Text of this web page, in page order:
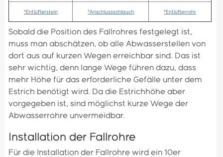
*Entlüfterstein *Anschlussschlauch *Entlüfterrohr
Sobald die Position des Fallrohres festgelegt ist,
muss man abschätzen, ob alle Abwasserstellen von
dort aus auf kurzen Wegen erreichbar sind. Das ist
sehr wichtig, denn lange Wege führen dazu, dass
mehr Höhe für das erforderliche Gefälle unter dem
Estrich benötigt wird. Da die Estrichhöhe aber
vorgegeben ist, sind möglichst kurze Wege der
Abwasserrohre unvermeidbar.
Installation der Fallrohre
Für die Installation der Fallrohre wird ein 10er